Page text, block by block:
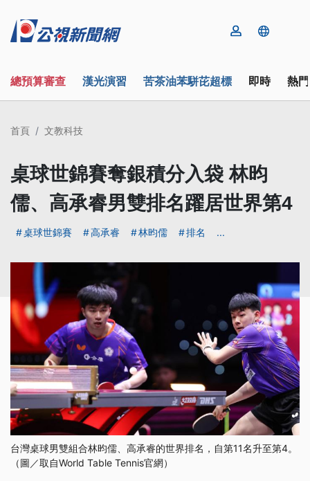
總預算審查 漢光演習 苦茶油苯駢芘超標 即時 熱
首頁 文教科技
桌球世錦賽奪銀積分入袋 林昀
儒、高承睿男雙排名躍居世界第4
桌球世錦賽 高承睿 林昀儒 排名 ...
台灣桌球男雙組合林昀儒、高承睿的世界排名，自第11名升至第4。
（圖／取自World Table Tennis官網）